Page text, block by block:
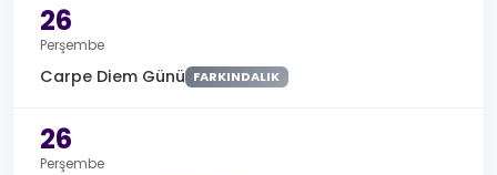
26
Perşembe
Carpe Diem Günü FARKINDALIK
26
Perşembe